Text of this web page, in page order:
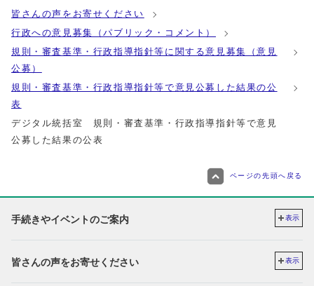
皆さんの声をお寄せください
行政への意見募集（パブリック・コメント）
規則・審査基準・行政指導指針等に関する意見募集（意見
公募）
規則・審査基準・行政指導指針等で意見公募した結果の公
表
デジタル統括室 規則・審査基準・行政指導指針等で意見
公募した結果の公表
ページの先頭へ戻る
手続きやイベントのご案内 表示
皆さんの声をお寄せください 表示